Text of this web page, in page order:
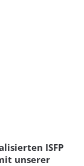
ISFP
unserer